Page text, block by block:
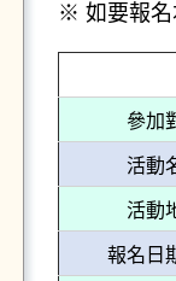
※ 如要報名
參加
活動
活動
報名日